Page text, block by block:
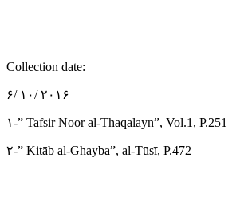
Collection date:
۶/ ۱۰/ ۲۰۱۶
۱-” Tafsir Noor al-Thaqalayn”, Vol.1, P.251
۲-” Kitāb al-Ghayba”, al-Tūsī, P.472